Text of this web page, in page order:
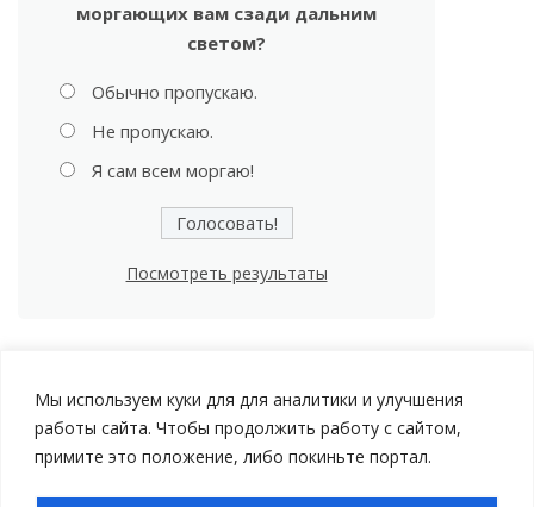
Мы используем куки для для аналитики и улучшения
работы сайта. Чтобы продолжить работу с сайтом,
примите это положение, либо покиньте портал.
моргающих вам сзади дальним
светом?
Обычно пропускаю.
Не пропускаю.
Я сам всем моргаю!
Посмотреть результаты